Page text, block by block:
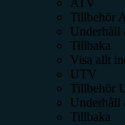
ATV
Tillbehör
Underhåll
Tillbaka
Visa allt
UTV
Tillbehör
Underhåll
Tillbaka